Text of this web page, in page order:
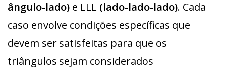
ângulo-lado) e LLL (lado-lado-lado). Cada
caso envolve condições específicas que
devem ser satisfeitas para que os
triângulos sejam considerados